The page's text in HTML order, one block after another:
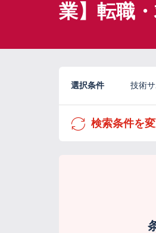
業】転職
選択条件 技術
検索条件を